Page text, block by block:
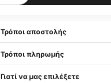
Τρόποι αποστολής
Τρόποι πληρωμής
Γιατί να μας επιλέξετε